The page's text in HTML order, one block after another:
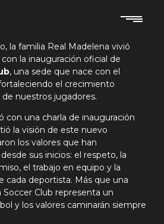
la familia Real Madelena vivió
la inauguración oficial de
, una sede que nace con el
el crecimiento
nuestros jugadores.
con una charla de inauguración
la visión de este nuevo
los valores que han
sus inicios: el respeto, la
el trabajo en equipo y la
cada deportista. Más que una
Soccer Club representa un
y los valores caminarán siempre